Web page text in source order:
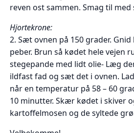
reven ost sammen. Smag til med
Hjortekrone:
2. Sæt ovnen på 150 grader.
peber. Brun så kødet hele vejen
stegepande med lidt olie- Læg
ildfast fad og sæt det i ovnen.
når en temperatur på 58 – 60
10 minutter. Skær kødet i skiver
kartoffelmosen og de syltede